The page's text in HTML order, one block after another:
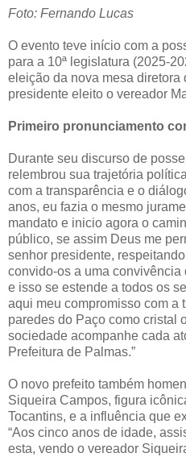
Foto: Fernando Lucas
O evento teve início com a
para a 10ª legislatura (2025-
eleição da nova mesa diretora
presidente eleito o vereador
Primeiro pronunciamento
Durante seu discurso de
relembrou sua trajetória
com a transparência e o
anos, eu fazia o mesmo
mandato e inicio agora o
público, se assim Deus me
senhor presidente,
convido-os a uma
e isso se estende a todos os
aqui meu compromisso com a
paredes do Paço como cristal
sociedade acompanhe cada
Prefeitura de Palmas.”
O novo prefeito também
Siqueira Campos, figura
Tocantins, e a influência que
“Aos cinco anos de idade,
esta, vendo o vereador